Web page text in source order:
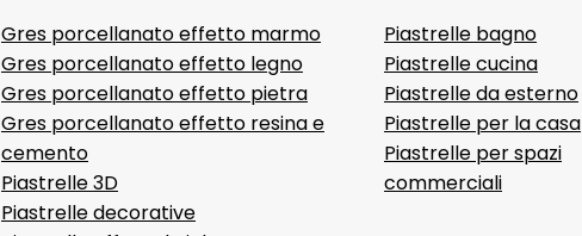
Gres porcellanato effetto marmo
Gres porcellanato effetto legno
Gres porcellanato effetto pietra
Gres porcellanato effetto resina e
cemento
Piastrelle 3D
Piastrelle decorative
Piastrelle bagno
Piastrelle cucina
Piastrelle da esterno
Piastrelle per la casa
Piastrelle per spazi
commerciali